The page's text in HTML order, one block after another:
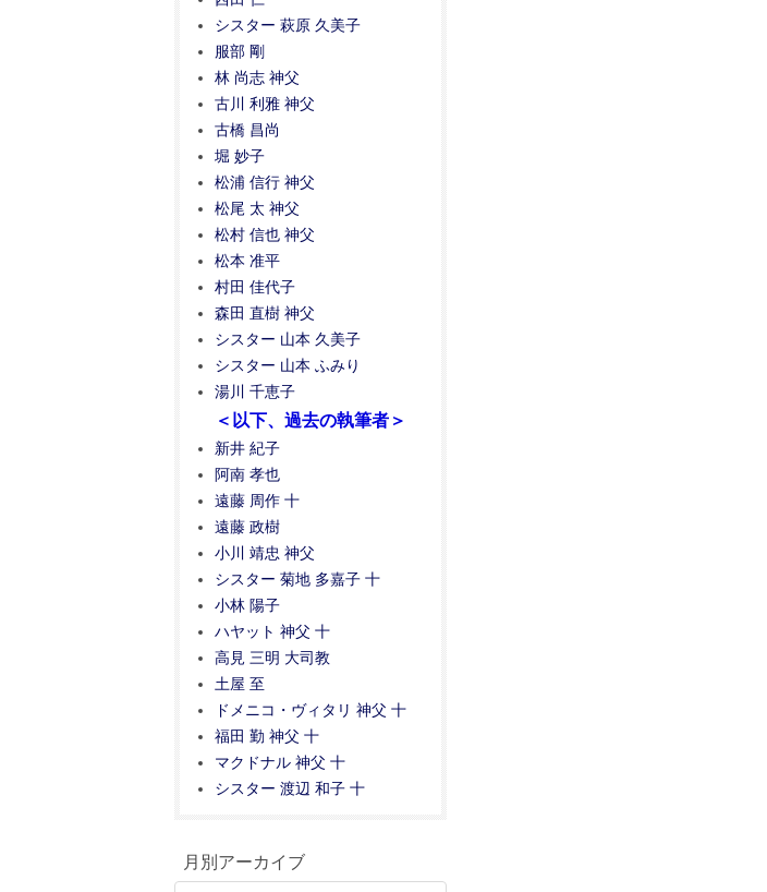
シスター 萩原 久美子
服部 剛
林 尚志 神父
古川 利雅 神父
古橋 昌尚
堀 妙子
松浦 信行 神父
松尾 太 神父
松村 信也 神父
松本 准平
村田 佳代子
森田 直樹 神父
シスター 山本 久美子
シスター 山本 ふみり
湯川 千恵子
＜以下、過去の執筆者＞
新井 紀子
阿南 孝也
遠藤 周作 十
遠藤 政樹
小川 靖忠 神父
シスター 菊地 多嘉子 十
小林 陽子
ハヤット 神父 十
高見 三明 大司教
土屋 至
ドメニコ・ヴィタリ 神父 十
福田 勤 神父 十
マクドナル 神父 十
シスター 渡辺 和子 十
月別アーカイブ